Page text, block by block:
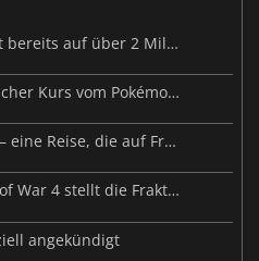
Resident Evil Veronica steht bereits auf über 2 Millionen Wunschlisten
Beast of Reincarnation: Frischer Kurs vom Pokémon-Studio
Big Walk ist jetzt erhältlich – eine Reise, die auf Freundschaft basiert
Warhammer 40.000: Dawn of War 4 stellt die Fraktion der Necrons vor
angekündigt